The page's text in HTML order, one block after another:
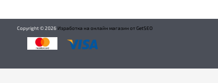
Copyright ©2026 Изработка на онлайн магазин от GetSEO